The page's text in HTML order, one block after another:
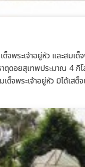
พระเจ้าอยู่หัว และสม
ตุดอยสุเทพประมาณ 4 กิโ
จพระเจ้าอยู่หัว มิได้เสด็